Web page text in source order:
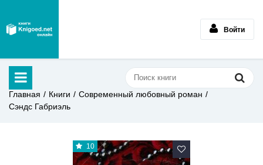
Войти
Главная Книги
Современный любовный роман
Сэндс Габриэль
10